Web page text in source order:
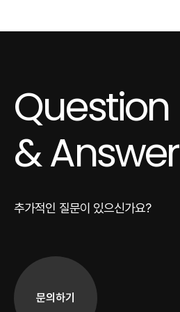
Question
& Answer
추가적인 질문이 있으신가요?
문의하기